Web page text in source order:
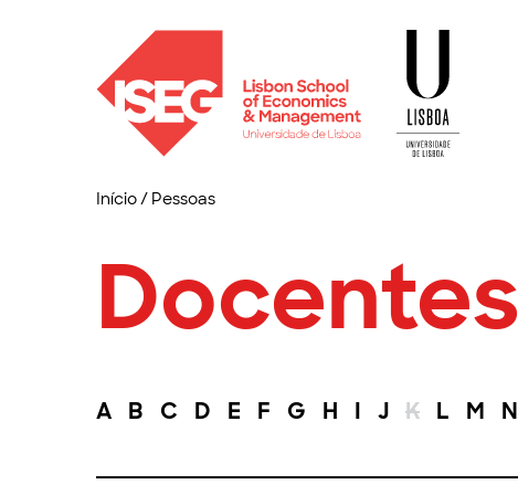
Início/ Pessoas
Docentes
A B C D E F G H I J K L M N